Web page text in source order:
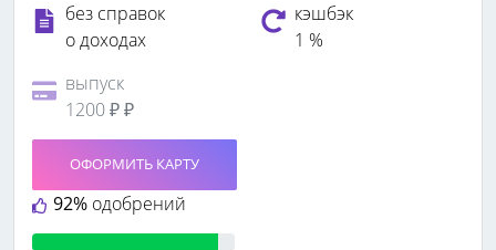
без справок
о доходах
кэшбэк
1 %
выпуск
1200 ₽ ₽
92% одобрений
ОФОРМИТЬ КАРТУ